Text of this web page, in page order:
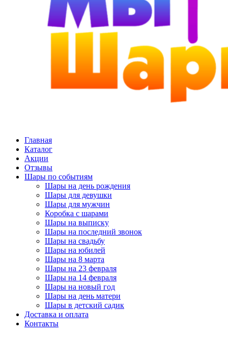
Главная
Каталог
Акции
Отзывы
Шары по событиям
Шары на день рождения
Шары для девушки
Шары для мужчин
Коробка с шарами
Шары на выписку
Шары на последний звонок
Шары на свадьбу
Шары на юбилей
Шары на 8 марта
Шары на 23 февраля
Шары на 14 февраля
Шары на новый год
Шары на день матери
Шары в детский садик
Доставка и оплата
Контакты